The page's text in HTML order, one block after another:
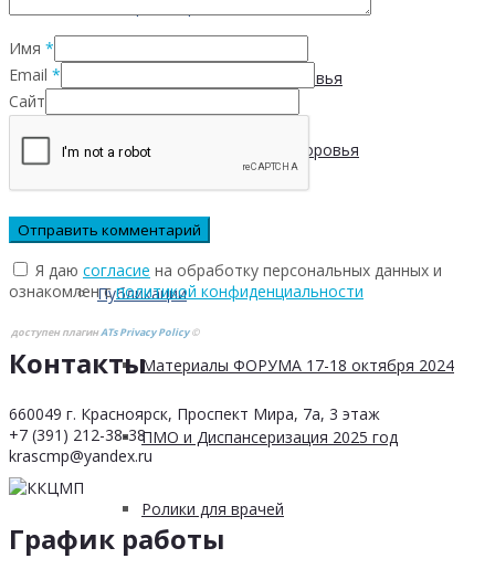
Адреса Центров Здоровья
Мобильный Центр здоровья
Cпециалистам
Публикации
Материалы ФОРУМА 17-18 октября 2024
ПМО и Диспансеризация 2025 год
Ролики для врачей
Имя *
Email *
Сайт
Я даю согласие на обработку персональных данных и
ознакомлен сполитикой конфиденциальности
доступен плагинATs Privacy Policy©
Контакты
660049 г. Красноярск, Проспект Мира, 7а, 3 этаж
+7 (391) 212-38-38
krascmp@yandex.ru
График работы